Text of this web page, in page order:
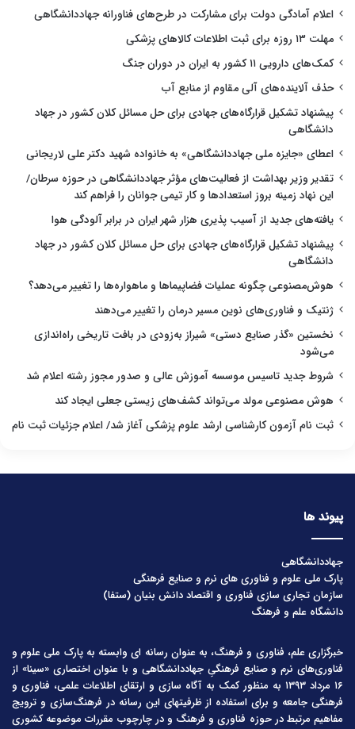
اعلام آمادگی دولت برای مشارکت در طرح‌های فناورانه جهاددانشگاهی
مهلت ۱۳ روزه برای ثبت اطلاعات کالاهای پزشکی
کمک‌های دارویی ۱۱ کشور به ایران در دوران جنگ
حذف آلاینده‌های آلی مقاوم از منابع آب
پیشنهاد تشکیل قرارگاه‌های جهادی برای حل مسائل کلان کشور در جهاد
دانشگاهی
اعطای «جایزه ملی جهاددانشگاهی» به خانواده شهید دکتر علی لاریجانی
تقدیر وزیر بهداشت از فعالیت‌های مؤثر جهاددانشگاهی در حوزه سرطان/
این نهاد زمینه بروز استعدادها و کار تیمی جوانان را فراهم کند
یافته‌های جدید از آسیب پذیری هزار شهر ایران در برابر آلودگی هوا
پیشنهاد تشکیل قرارگاه‌های جهادی برای حل مسائل کلان کشور در جهاد
دانشگاهی
هوش‌مصنوعی چگونه عملیات فضاپیماها و ماهواره‌ها را تغییر می‌دهد؟
ژنتیک و فناوری‌های نوین مسیر درمان را تغییر می‌دهند
نخستین «گذر صنایع دستی» شیراز به‌زودی در بافت تاریخی راه‌اندازی
می‌شود
شروط جدید تاسیس موسسه آموزش عالی و صدور مجوز رشته اعلام شد
هوش مصنوعی مولد می‌تواند کشف‌های زیستی جعلی ایجاد کند
ثبت نام آزمون کارشناسی ارشد علوم پزشکی آغاز شد/ اعلام جزئیات ثبت نام
پیوند ها
جهاددانشگاهی
پارک ملی علوم و فناوری های نرم و صنایع فرهنگی
سازمان تجاری سازی فناوری و اقتصاد دانش بنیان (ستفا)
دانشگاه علم و فرهنگ
خبرگزاری علم، فناوری و فرهنگ، به عنوان رسانه ای وابسته به پارک ملی علوم و
فناوری‌های نرم و صنایع فرهنگیِ جهاددانشگاهی و با عنوان اختصاری «سینا» از
۱۶ مرداد ۱۳۹۳ به منظور کمک به آگاه سازی و ارتقای اطلاعات علمی، فناوری و
فرهنگی جامعه و برای استفاده از ظرفیتهای این رسانه در فرهنگ‌سازی و ترویج
مفاهیم مرتبط در حوزه فناوری و فرهنگ و در چارچوب مقررات موضوعه کشوری